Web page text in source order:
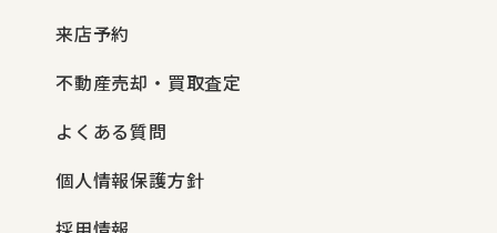
来店予約
不動産売却・買取査定
よくある質問
個人情報保護方針